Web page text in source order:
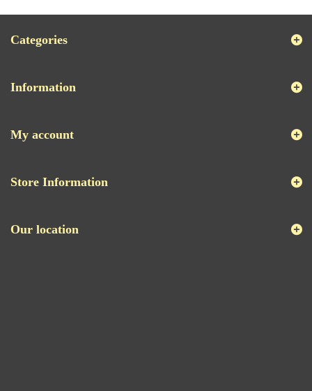
Categories
Information
My account
Store Information
Our location